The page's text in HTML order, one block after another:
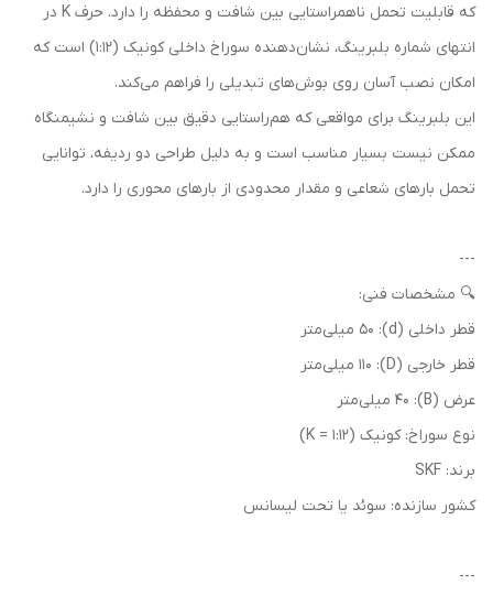
که قابلیت تحمل ناهمراستایی بین شافت و محفظه را دارد. حرف K در
انتهای شماره بلبرینگ، نشان‌دهنده سوراخ داخلی کونیک (1:12) است که
امکان نصب آسان روی بوش‌های تبدیلی را فراهم می‌کند.
این بلبرینگ برای مواقعی که هم‌راستایی دقیق بین شافت و نشیمنگاه
ممکن نیست بسیار مناسب است و به دلیل طراحی دو ردیفه، توانایی
تحمل بارهای شعاعی و مقدار محدودی از بارهای محوری را دارد.
---
🔍 مشخصات فنی:
قطر داخلی (d): 50 میلی‌متر
قطر خارجی (D): 110 میلی‌متر
عرض (B): 40 میلی‌متر
نوع سوراخ: کونیک (K = 1:12)
برند: SKF
کشور سازنده: سوئد یا تحت لیسانس
---